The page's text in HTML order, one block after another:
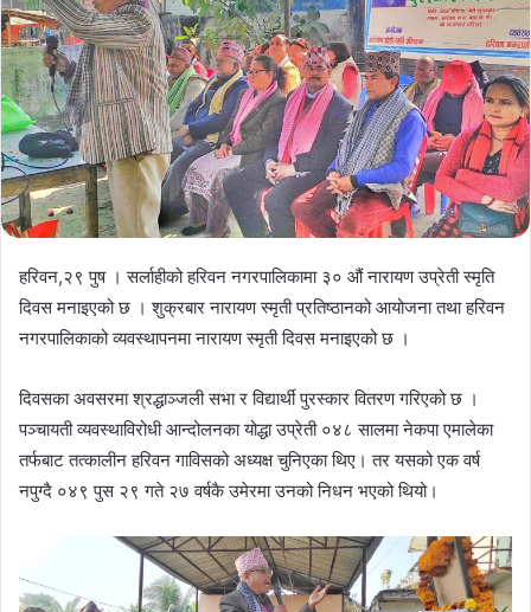
हरिवन,२९ पुष । सर्लाहीको हरिवन नगरपालिकामा ३० औं नारायण उप्रेती स्मृति
दिवस मनाइएको छ । शुक्रबार नारायण स्मृती प्रतिष्ठानको आयोजना तथा हरिवन
नगरपालिकाको व्यवस्थापनमा नारायण स्मृती दिवस मनाइएको छ ।
दिवसका अवसरमा श्रद्धाञ्जली सभा र विद्यार्थी पुरस्कार वितरण गरिएको छ ।
पञ्चायती व्यवस्थाविरोधी आन्दोलनका योद्धा उप्रेती ०४८ सालमा नेकपा एमालेका
तर्फबाट तत्कालीन हरिवन गाविसको अध्यक्ष चुनिएका थिए। तर यसको एक वर्ष
नपुग्दै ०४९ पुस २९ गते २७ वर्षकै उमेरमा उनको निधन भएको थियो।